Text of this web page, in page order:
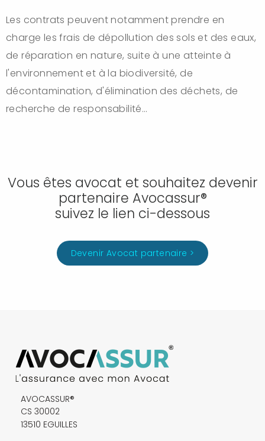
Les contrats peuvent notamment prendre en
charge les frais de dépollution des sols et des eaux,
de réparation en nature, suite à une atteinte à
l'environnement et à la biodiversité, de
décontamination, d'élimination des déchets, de
recherche de responsabilité…
Vous êtes avocat et souhaitez devenir
partenaire Avocassur®
suivez le lien ci-dessous
Devenir Avocat partenaire >
AVOCASSUR®
CS 30002
13510 EGUILLES